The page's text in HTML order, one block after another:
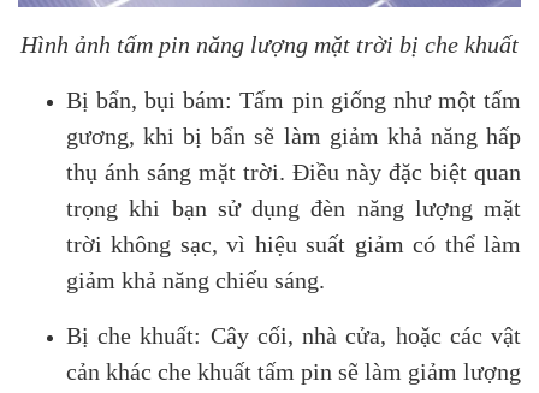
Hình ảnh tấm pin năng lượng mặt trời bị che khuất
Bị bẩn, bụi bám: Tấm pin giống như một tấm
gương, khi bị bẩn sẽ làm giảm khả năng hấp
thụ ánh sáng mặt trời. Điều này đặc biệt quan
trọng khi bạn sử dụng đèn năng lượng mặt
trời không sạc, vì hiệu suất giảm có thể làm
giảm khả năng chiếu sáng.
Bị che khuất: Cây cối, nhà cửa, hoặc các vật
cản khác che khuất tấm pin sẽ làm giảm lượng